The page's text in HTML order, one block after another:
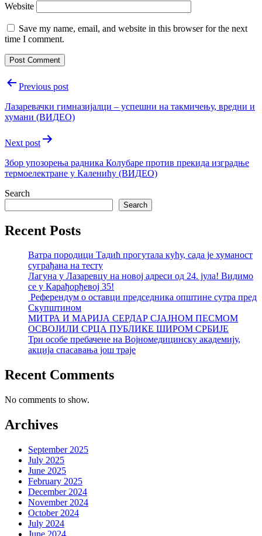
Website
Save my name, email, and website in this browser for the next
time I comment.
PostPrevious post
Лазаревачки гимназијалци – успешни на такмичењу, вредни и
хумани (ВИДЕО)
Next post
Збор упозорења радника Колубаре против прекида изградње
термоелектране у Каленићу (ВИДЕО)
Search
Search
Recent Posts
Ватра породици Тадић прогутала кућу, сада је хуманост
суграђана на тесту
Лагуна у Лазаревцу на новој адреси од 24. јула! Видимо
се у Карађорђевој 35!
Референдум о оставци председника општине сутра пред
Скупштином
МИТРА И МАРИЈА СЕРДАР СЈАЈНОМ ПЕСМОМ
ОСВОЈИЛИ СРЦА ПУБЛИКЕ ШИРОМ СРБИЈЕ
Три особе пребачене на Војномедицинску академију,
акција спасавања још траје
Recent Comments
No comments to show.
Archives
September 2025
July 2025
June 2025
February 2025
December 2024
November 2024
October 2024
July 2024
June 2024